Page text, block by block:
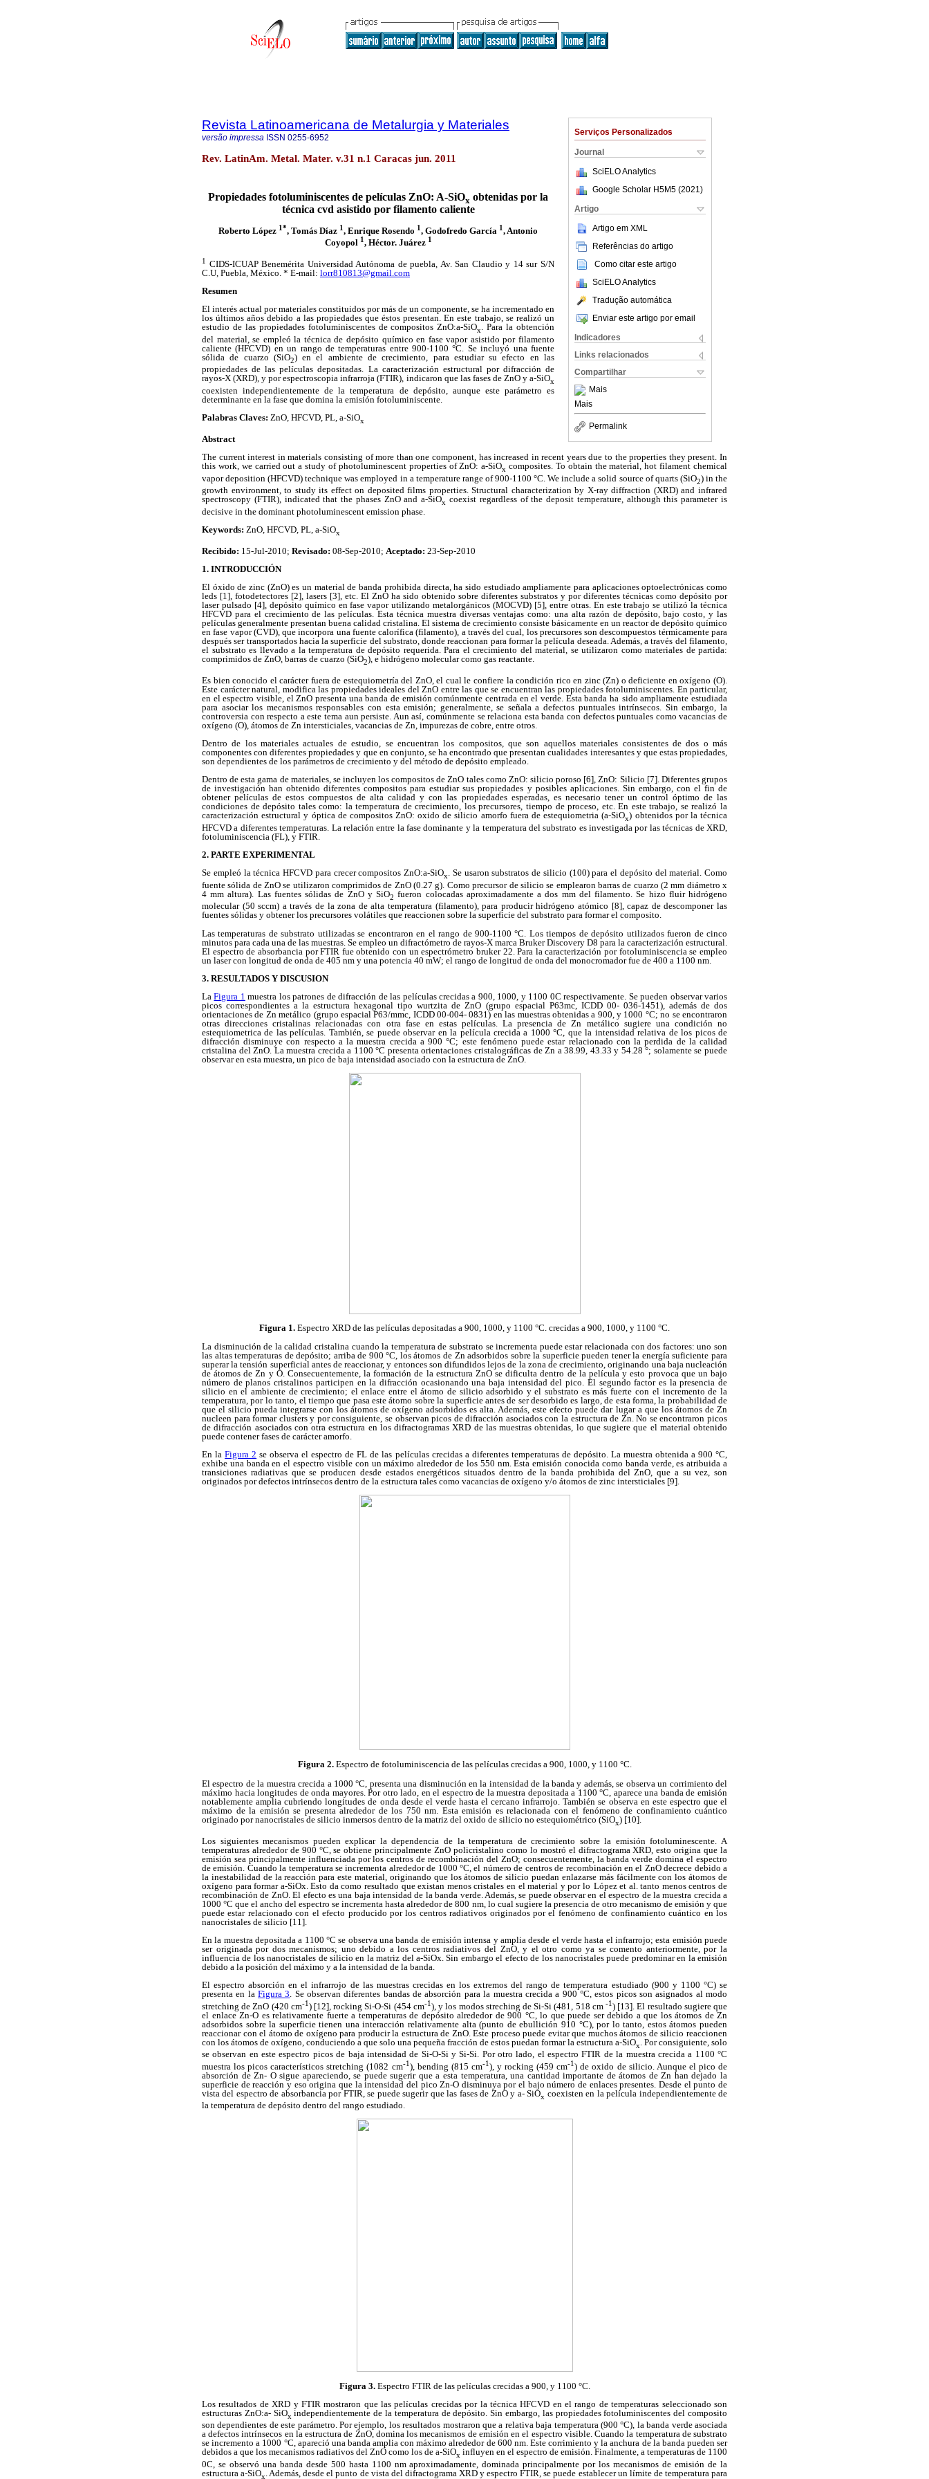
Serviços Personalizados
Journal
SciELO Analytics
Google Scholar H5M5 (2021 )
Artigo
Artigo em XML
Referências do artigo
Como citar este artigo
SciELO Analytics
Tradução automática
Enviar este artigo por email
Indicadores
Links relacionados
Compartilhar
Mais
Mais
Permalink
Revista Latinoamericana de Metalurgia y Materiales
versão impressa ISSN 0255-6952
Rev. LatinAm. Metal. Mater. v.31 n.1 Caracas jun. 2011
Propiedades fotoluminiscentes de películas ZnO: A-SiOx obtenidas por la
técnica cvd asistido por filamento caliente
Roberto López 1*, Tomás Díaz 1, Enrique Rosendo 1, Godofredo García 1, Antonio
Coyopol 1, Héctor. Juárez 1
1 CIDS-ICUAP Benemérita Universidad Autónoma de puebla, Av. San Claudio y 14 sur S/N
C.U, Puebla, México. * E-mail: lorr810813@gmail.com
Resumen
El interés actual por materiales constituidos por más de un componente, se ha incrementado en
los últimos años debido a las propiedades que éstos presentan. En este trabajo, se realizó un
estudio de las propiedades fotoluminiscentes de compositos ZnO:a-SiOx. Para la obtención
del material, se empleó la técnica de depósito químico en fase vapor asistido por filamento
caliente (HFCVD) en un rango de temperaturas entre 900-1100 °C. Se incluyó una fuente
sólida de cuarzo (SiO2) en el ambiente de crecimiento, para estudiar su efecto en las
propiedades de las películas depositadas. La caracterización estructural por difracción de
rayos-X (XRD), y por espectroscopia infrarroja (FTIR), indicaron que las fases de ZnO y a-SiOx
coexisten independientemente de la temperatura de depósito, aunque este parámetro es
determinante en la fase que domina la emisión fotoluminiscente.
Palabras Claves: ZnO, HFCVD, PL, a-SiOx
Abstract
The current interest in materials consisting of more than one component, has increased in recent years due to the properties they present. In
this work, we carried out a study of photoluminescent properties of ZnO: a-SiOx composites. To obtain the material, hot filament chemical
vapor deposition (HFCVD) technique was employed in a temperature range of 900-1100 °C. We include a solid source of quarts (SiO2) in the
growth environment, to study its effect on deposited films properties. Structural characterization by X-ray diffraction (XRD) and infrared
spectroscopy (FTIR), indicated that the phases ZnO and a-SiOxcoexist regardless of the deposit temperature, although this parameter is
decisive in the dominant photoluminescent emission phase.
Keywords: ZnO, HFCVD, PL, a-SiOx
Recibido: 15-Jul-2010; Revisado: 08-Sep-2010; Aceptado: 23-Sep-2010
1. INTRODUCCIÓN
El óxido de zinc (ZnO) es un material de banda prohibida directa, ha sido estudiado ampliamente para aplicaciones optoelectrónicas como
leds [1], fotodetectores [2], lasers [3], etc. El ZnO ha sido obtenido sobre diferentes substratos y por diferentes técnicas como depósito por
laser pulsado [4], depósito químico en fase vapor utilizando metalorgánicos (MOCVD) [5], entre otras. En este trabajo se utilizó la técnica
HFCVD para el crecimiento de las películas. Esta técnica muestra diversas ventajas como: una alta razón de depósito, bajo costo, y las
películas generalmente presentan buena calidad cristalina. El sistema de crecimiento consiste básicamente en un reactor de depósito químico
en fase vapor (CVD), que incorpora una fuente calorífica (filamento), a través del cual, los precursores son descompuestos térmicamente para
después ser transportados hacia la superficie del substrato, donde reaccionan para formar la película deseada. Además, a través del filamento,
el substrato es llevado a la temperatura de depósito requerida. Para el crecimiento del material, se utilizaron como materiales de partida:
comprimidos de ZnO, barras de cuarzo (SiO2), e hidrógeno molecular como gas reactante.
Es bien conocido el carácter fuera de estequiometría del ZnO, el cual le confiere la condición rico en zinc (Zn) o deficiente en oxígeno (O).
Este carácter natural, modifica las propiedades ideales del ZnO entre las que se encuentran las propiedades fotoluminiscentes. En particular,
en el espectro visible, el ZnO presenta una banda de emisión comúnmente centrada en el verde. Esta banda ha sido ampliamente estudiada
para asociar los mecanismos responsables con esta emisión; generalmente, se señala a defectos puntuales intrínsecos. Sin embargo, la
controversia con respecto a este tema aun persiste. Aun así, comúnmente se relaciona esta banda con defectos puntuales como vacancias de
oxígeno (O), átomos de Zn intersticiales, vacancias de Zn, impurezas de cobre, entre otros.
Dentro de los materiales actuales de estudio, se encuentran los compositos, que son aquellos materiales consistentes de dos o más
componentes con diferentes propiedades y que en conjunto, se ha encontrado que presentan cualidades interesantes y que estas propiedades,
son dependientes de los parámetros de crecimiento y del método de depósito empleado.
Dentro de esta gama de materiales, se incluyen los compositos de ZnO tales como ZnO: silicio poroso [6], ZnO: Silicio [7]. Diferentes grupos
de investigación han obtenido diferentes compositos para estudiar sus propiedades y posibles aplicaciones. Sin embargo, con el fin de
obtener películas de estos compuestos de alta calidad y con las propiedades esperadas, es necesario tener un control óptimo de las
condiciones de depósito tales como: la temperatura de crecimiento, los precursores, tiempo de proceso, etc. En este trabajo, se realizó la
caracterización estructural y óptica de compositos ZnO: oxido de silicio amorfo fuera de estequiometria (a-SiOx) obtenidos por la técnica
HFCVD a diferentes temperaturas. La relación entre la fase dominante y la temperatura del substrato es investigada por las técnicas de XRD,
fotoluminiscencia (FL), y FTIR.
2. PARTE EXPERIMENTAL
Se empleó la técnica HFCVD para crecer compositos ZnO:a-SiOx. Se usaron substratos de silicio (100) para el depósito del material. Como
fuente sólida de ZnO se utilizaron comprimidos de ZnO (0.27 g). Como precursor de silicio se emplearon barras de cuarzo (2 mm diámetro x
4 mm altura). Las fuentes sólidas de ZnO y SiO2 fueron colocadas aproximadamente a dos mm del filamento. Se hizo fluir hidrógeno
molecular (50 sccm) a través de la zona de alta temperatura (filamento), para producir hidrógeno atómico [8], capaz de descomponer las
fuentes sólidas y obtener los precursores volátiles que reaccionen sobre la superficie del substrato para formar el composito.
Las temperaturas de substrato utilizadas se encontraron en el rango de 900-1100 °C. Los tiempos de depósito utilizados fueron de cinco
minutos para cada una de las muestras. Se empleo un difractómetro de rayos-X marca Bruker Discovery D8 para la caracterización estructural.
El espectro de absorbancia por FTIR fue obtenido con un espectrómetro bruker 22. Para la caracterización por fotoluminiscencia se empleo
un laser con longitud de onda de 405 nm y una potencia 40 mW; el rango de longitud de onda del monocromador fue de 400 a 1100 nm.
3. RESULTADOS Y DISCUSION
LaFigura 1 muestra los patrones de difracción de las películas crecidas a 900, 1000, y 1100 0C respectivamente. Se pueden observar varios
picos correspondientes a la estructura hexagonal tipo wurtzita de ZnO (grupo espacial P63mc, ICDD 00- 036-1451), además de dos
orientaciones de Zn metálico (grupo espacial P63/mmc, ICDD 00-004- 0831) en las muestras obtenidas a 900, y 1000 °C; no se encontraron
otras direcciones cristalinas relacionadas con otra fase en estas películas. La presencia de Zn metálico sugiere una condición no
estequiometrica de las películas. También, se puede observar en la película crecida a 1000 °C, que la intensidad relativa de los picos de
difracción disminuye con respecto a la muestra crecida a 900 °C; este fenómeno puede estar relacionado con la perdida de la calidad
cristalina del ZnO. La muestra crecida a 1100 °C presenta orientaciones cristalográficas de Zn a 38.99, 43.33 y 54.28 °; solamente se puede
observar en esta muestra, un pico de baja intensidad asociado con la estructura de ZnO.
Figura 1. Espectro XRD de las películas depositadas a 900, 1000, y 1100 °C. crecidas a 900, 1000, y 1100 °C.
La disminución de la calidad cristalina cuando la temperatura de substrato se incrementa puede estar relacionada con dos factores: uno son
las altas temperaturas de depósito; arriba de 900 °C, los átomos de Zn adsorbidos sobre la superficie pueden tener la energía suficiente para
superar la tensión superficial antes de reaccionar, y entonces son difundidos lejos de la zona de crecimiento, originando una baja nucleación
de átomos de Zn y O. Consecuentemente, la formación de la estructura ZnO se dificulta dentro de la película y esto provoca que un bajo
número de planos cristalinos participen en la difracción ocasionando una baja intensidad del pico. El segundo factor es la presencia de
silicio en el ambiente de crecimiento; el enlace entre el átomo de silicio adsorbido y el substrato es más fuerte con el incremento de la
temperatura, por lo tanto, el tiempo que pasa este átomo sobre la superficie antes de ser desorbido es largo, de esta forma, la probabilidad de
que el silicio pueda integrarse con los átomos de oxígeno adsorbidos es alta. Además, este efecto puede dar lugar a que los átomos de Zn
nucleen para formar clusters y por consiguiente, se observan picos de difracción asociados con la estructura de Zn. No se encontraron picos
de difracción asociados con otra estructura en los difractogramas XRD de las muestras obtenidas, lo que sugiere que el material obtenido
puede contener fases de carácter amorfo.
En laFigura 2 se observa el espectro de FL de las películas crecidas a diferentes temperaturas de depósito. La muestra obtenida a 900 °C,
exhibe una banda en el espectro visible con un máximo alrededor de los 550 nm. Esta emisión conocida como banda verde, es atribuida a
transiciones radiativas que se producen desde estados energéticos situados dentro de la banda prohibida del ZnO, que a su vez, son
originados por defectos intrínsecos dentro de la estructura tales como vacancias de oxígeno y/o átomos de zinc intersticiales [9].
Figura 2. Espectro de fotoluminiscencia de las películas crecidas a 900, 1000, y 1100 °C.
El espectro de la muestra crecida a 1000 °C, presenta una disminución en la intensidad de la banda y además, se observa un corrimiento del
máximo hacia longitudes de onda mayores. Por otro lado, en el espectro de la muestra depositada a 1100 °C, aparece una banda de emisión
notablemente amplia cubriendo longitudes de onda desde el verde hasta el cercano infrarrojo. También se observa en este espectro que el
máximo de la emisión se presenta alrededor de los 750 nm. Esta emisión es relacionada con el fenómeno de confinamiento cuántico
originado por nanocristales de silicio inmersos dentro de la matriz del oxido de silicio no estequiométrico (SiOx) [10].
Los siguientes mecanismos pueden explicar la dependencia de la temperatura de crecimiento sobre la emisión fotoluminescente. A
temperaturas alrededor de 900 °C, se obtiene principalmente ZnO policristalino como lo mostró el difractograma XRD, esto origina que la
emisión sea principalmente influenciada por los centros de recombinación del ZnO; consecuentemente, la banda verde domina el espectro
de emisión. Cuando la temperatura se incrementa alrededor de 1000 °C, el número de centros de recombinación en el ZnO decrece debido a
la inestabilidad de la reacción para este material, originando que los átomos de silicio puedan enlazarse más fácilmente con los átomos de
oxígeno para formar a-SiOx. Esto da como resultado que existan menos cristales en el material y por lo López et al. tanto menos centros de
recombinación de ZnO. El efecto es una baja intensidad de la banda verde. Además, se puede observar en el espectro de la muestra crecida a
1000 °C que el ancho del espectro se incrementa hasta alrededor de 800 nm, lo cual sugiere la presencia de otro mecanismo de emisión y que
puede estar relacionado con el efecto producido por los centros radiativos originados por el fenómeno de confinamiento cuántico en los
nanocristales de silicio [11].
En la muestra depositada a 1100 °C se observa una banda de emisión intensa y amplia desde el verde hasta el infrarrojo; esta emisión puede
ser originada por dos mecanismos; uno debido a los centros radiativos del ZnO, y el otro como ya se comento anteriormente, por la
influencia de los nanocristales de silicio en la matriz del a-SiOx. Sin embargo el efecto de los nanocristales puede predominar en la emisión
debido a la posición del máximo y a la intensidad de la banda.
El espectro absorción en el infrarrojo de las muestras crecidas en los extremos del rango de temperatura estudiado (900 y 1100 °C) se
presenta en laFigura 3. Se observan diferentes bandas de absorción para la muestra crecida a 900 °C, estos picos son asignados al modo
stretching de ZnO (420 cm-1) [12], rocking Si-O-Si (454 cm-1), y los modos streching de Si-Si (481, 518 cm -1) [13]. El resultado sugiere que
el enlace Zn-O es relativamente fuerte a temperaturas de depósito alrededor de 900 °C, lo que puede ser debido a que los átomos de Zn
adsorbidos sobre la superficie tienen una interacción relativamente alta (punto de ebullición 910 °C), por lo tanto, estos átomos pueden
reaccionar con el átomo de oxígeno para producir la estructura de ZnO. Este proceso puede evitar que muchos átomos de silicio reaccionen
con los átomos de oxígeno, conduciendo a que solo una pequeña fracción de estos puedan formar la estructura a-SiOx . Por consiguiente, solo
se observan en este espectro picos de baja intensidad de Si-O-Si y Si-Si. Por otro lado, el espectro FTIR de la muestra crecida a 1100 °C
muestra los picos característicos stretching (1082 cm-1), bending (815 cm-1), y rocking (459 cm-1) de oxido de silicio. Aunque el pico de
absorción de Zn- O sigue apareciendo, se puede sugerir que a esta temperatura, una cantidad importante de átomos de Zn han dejado la
superficie de reacción y eso origina que la intensidad del pico Zn-O disminuya por el bajo número de enlaces presentes. Desde el punto de
vista del espectro de absorbancia por FTIR, se puede sugerir que las fases de ZnO y a- SiOx coexisten en la película independientemente de
la temperatura de depósito dentro del rango estudiado.
Figura 3. Espectro FTIR de las películas crecidas a 900, y 1100 °C.
Los resultados de XRD y FTIR mostraron que las películas crecidas por la técnica HFCVD en el rango de temperaturas seleccionado son
estructuras ZnO:a- SiOx independientemente de la temperatura de depósito. Sin embargo, las propiedades fotoluminiscentes del composito
son dependientes de este parámetro. Por ejemplo, los resultados mostraron que a relativa baja temperatura (900 °C), la banda verde asociada
a defectos intrínsecos en la estructura de ZnO, domina los mecanismos de emisión en el espectro visible. Cuando la temperatura de substrato
se incremento a 1000 °C, apareció una banda amplia con máximo alrededor de 600 nm. Este corrimiento y la anchura de la banda pueden ser
debidos a que los mecanismos radiativos del ZnO como los de a-SiOx influyen en el espectro de emisión. Finalmente, a temperaturas de 1100
0C, se observó una banda desde 500 hasta 1100 nm aproximadamente, dominada principalmente por los mecanismos de emisión de la
estructura a-SiOx. Además, desde el punto de vista del difractograma XRD y espectro FTIR, se puede establecer un límite de temperatura para